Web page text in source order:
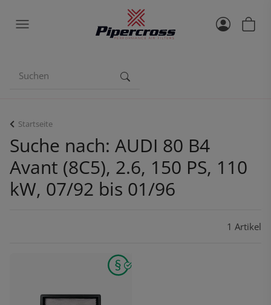
Startseite
Suche nach: AUDI 80 B4
Avant (8C5), 2.6, 150 PS, 110
kW, 07/92 bis 01/96
1 Artikel